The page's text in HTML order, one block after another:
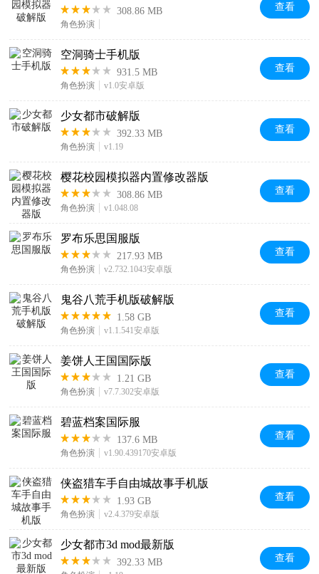
308.86 MB
角色扮演
查看
空洞骑士手机版
931.5 MB
角色扮演 v1.0安卓版
查看
少女都市破解版
392.33 MB
角色扮演 v1.19
查看
樱花校园模拟器内置修改器版
308.86 MB
角色扮演 v1.048.08
查看
罗布乐思国服版
217.93 MB
角色扮演 v2.732.1043安卓版
查看
鬼谷八荒手机版破解版
1.58 GB
角色扮演 v1.1.541安卓版
查看
姜饼人王国国际版
1.21 GB
角色扮演 v7.7.302安卓版
查看
碧蓝档案国际服
137.6 MB
角色扮演 v1.90.439170安卓版
查看
侠盗猎车手自由城故事手机版
1.93 GB
角色扮演 v2.4.379安卓版
查看
少女都市3d mod最新版
392.33 MB 查看